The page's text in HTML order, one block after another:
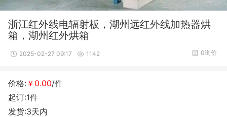
浙江红外线电辐射板，湖州远红外线加热器烘
箱，湖州红外烘箱
2025-02-27 09:17 1142 0询价
价格: ￥0.00/件
起订:1件
发货:3天内